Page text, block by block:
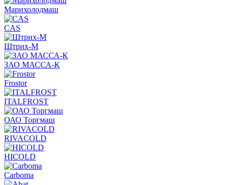
Марихолодмаш
CAS
Штрих-М
ЗАО МАССА-К
Frostor
ITALFROST
ОАО Торгмаш
RIVACOLD
HICOLD
Carboma